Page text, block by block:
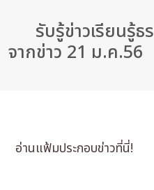
รับรู้ข่าวเรียนรู้
จากข่าว 21 ม.ค.56
อ่านแฟ้มประกอบข่าวที่นี่!